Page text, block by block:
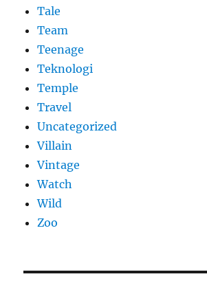
Tale
Team
Teenage
Teknologi
Temple
Travel
Uncategorized
Villain
Vintage
Watch
Wild
Zoo